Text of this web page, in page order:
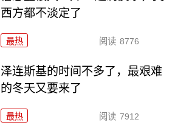
西方都不淡定了
最热 阅读 8776
泽连斯基的时间不多了，最艰难
的冬天又要来了
最热 阅读 7912